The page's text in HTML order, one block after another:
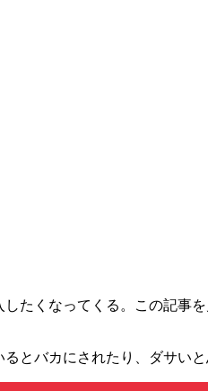
たくなってくる。この記事
とバカにされたり、ダサい